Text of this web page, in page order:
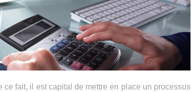
fait, il est capital de mettre en place un processus